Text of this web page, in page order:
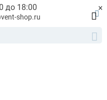
до 18:00
shop.ru
×